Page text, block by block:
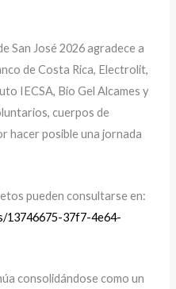
San José 2026 agradece a
de Costa Rica, Electrolit,
IECSA, Bio Gel Alcames y
cuerpos de
hacer posible una jornada
pueden consultarse en:
13746675-37f7-4e64-
consolidándose como un